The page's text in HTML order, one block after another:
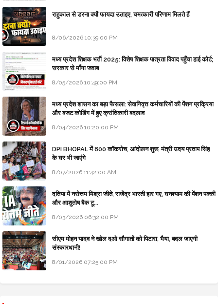
राहुकाल से डरना क्यों फायदा उठाइए, चमत्कारी परिणाम मिलते हैं
8/06/2026 10:39:00 PM
मध्य प्रदेश शिक्षक भर्ती 2025: विशेष शिक्षक पात्रता विवाद पहुँचा हाई कोर्ट;
सरकार से माँगा जवाब
8/05/2026 10:49:00 PM
मध्य प्रदेश शासन का बड़ा फैसला: सेवानिवृत्त कर्मचारियों की पेंशन प्रक्रिया
और बजट कोडिंग में हुए क्रांतिकारी बदलाव
8/04/2026 10:20:00 PM
DPI BHOPAL में 800 कॉकरोच, आंदोलन शुरू, मंत्री उदय प्रताप सिंह
के घर भी जाएंगे
8/07/2026 11:42:00 AM
दतिया में नरोत्तम मिश्रा जीते, राजेंद्र भारती हार गए, घनश्याम की पेंशन पक्की
और आशुतोष बैक टू...
8/03/2026 06:32:00 PM
सीएम मोहन यादव ने खोल दओ सौगातों को पिटारा, भैया, बदल जाएगी
संस्कारधानी!
8/01/2026 07:25:00 PM